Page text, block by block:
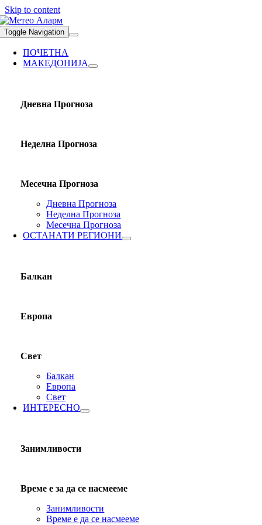
Skip to content
Toggle Navigation
ПОЧЕТНА
МАКЕДОНИЈА
Дневна Прогноза
Неделна Прогноза
Месечна Прогноза
Дневна Прогноза
Неделна Прогноза
Месечна Прогноза
ОСТАНАТИ РЕГИОНИ
Балкан
Европа
Свет
Балкан
Европа
Свет
ИНТЕРЕСНО
Занимливости
Време е за да се насмееме
Занимливости
Време е да се насмееме